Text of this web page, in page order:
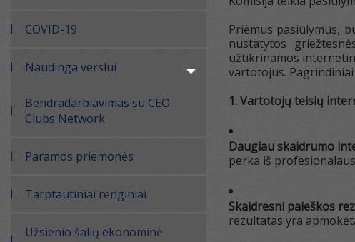
COVID-19
Naudinga verslui
Bendradarbiavimas su CEO
Clubs Network
Paramos priemonės
Tarptautiniai renginiai
Užsienio šalių ekonominė
Priėmus pasiūlymus,
nustatytos
užtikrinamos
vartotojus.
1. Vartotojų teisių
Daugiau skaidrumo
perka iš
Skaidresni paieškos
rezultatas yra